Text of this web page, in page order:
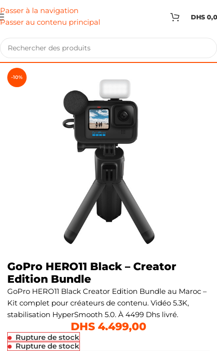
Passer à la navigation
Passer au contenu principal
DHS
-10%
GoPro HERO11 Black – Creator
Edition Bundle
GoPro HERO11 Black Creator Edition Bundle au Maroc –
Kit complet pour créateurs de contenu. Vidéo 5.3K,
stabilisation HyperSmooth 5.0. À 4499 Dhs livré.
DHS4.499,00
Rupture de stock
Rupture de stock